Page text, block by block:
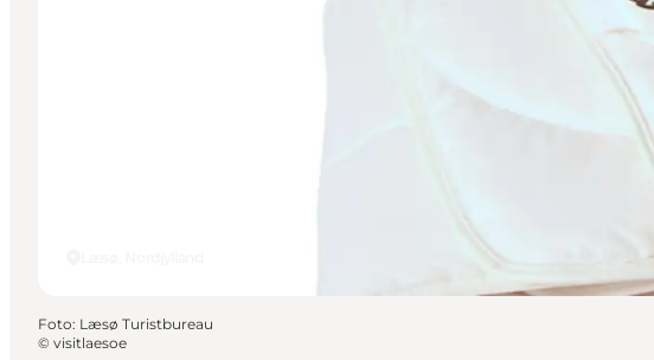
Foto: Læsø Turistbureau
© visitlaesoe